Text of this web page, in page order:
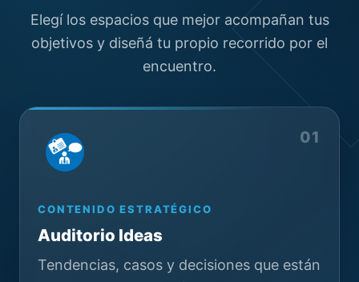
Elegí los espacios que mejor acompañan tus
objetivos y diseñá tu propio recorrido por el
encuentro.
01
CONTENIDO ESTRATÉGICO
Auditorio Ideas
Tendencias, casos y decisiones que están